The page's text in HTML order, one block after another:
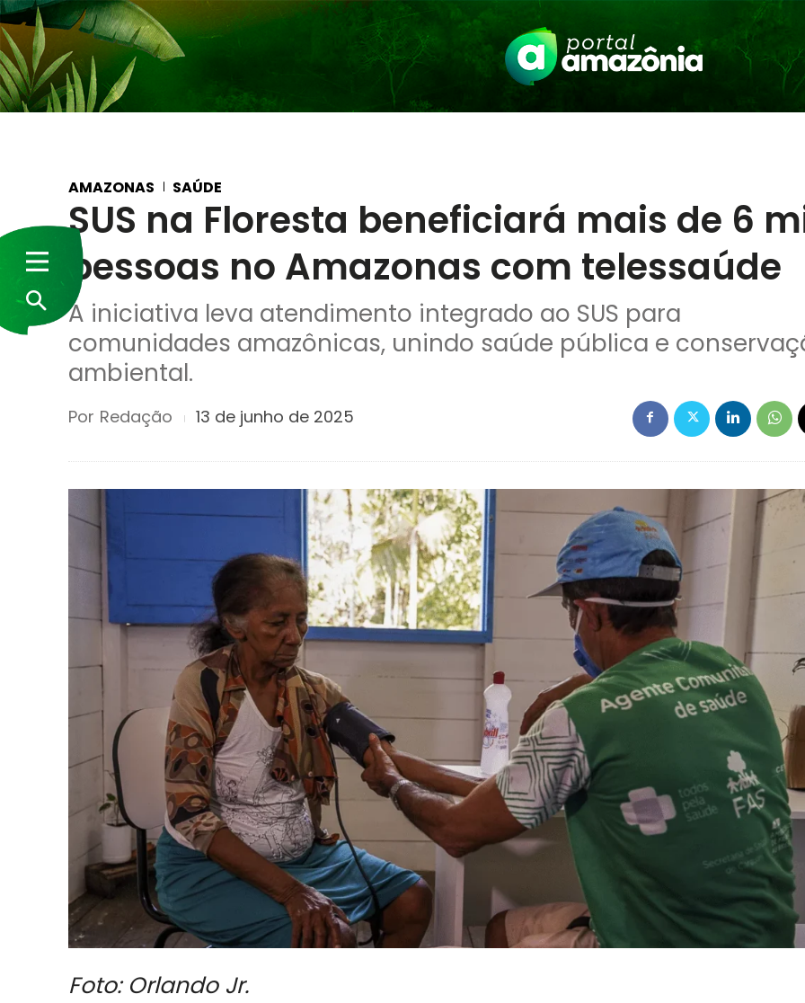
AMAZONAS SAÚDE
SUS na Floresta beneficiará mais de 6
pessoas no Amazonas com telessaúde
A iniciativa leva atendimento integrado ao SUS para
comunidades amazônicas, unindo saúde pública e
ambiental.
Por Redação 13 de junho de 2025
Foto: Orlando Jr.